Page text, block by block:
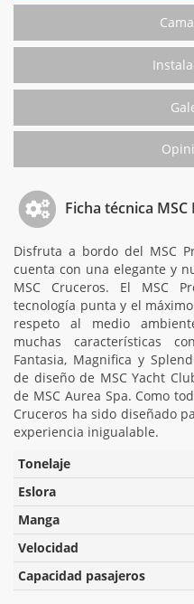
Ficha técnica MSC
Disfruta a bordo del MSC
cuenta con una elegante y
MSC Cruceros. El MSC
tecnología punta y el
respeto al medio
muchas características
Fantasia, Magnifica y
de diseño de MSC Yacht
de MSC Aurea Spa. Como
Cruceros ha sido diseñado
experiencia inigualable.
Tonelaje
Eslora
Manga
Velocidad
Capacidad pasajeros